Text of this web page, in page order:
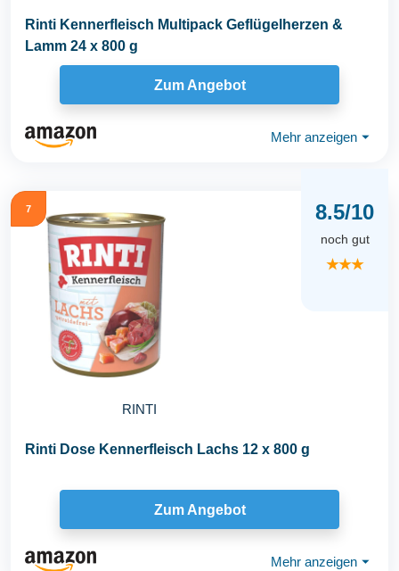
Rinti Kennerfleisch Multipack Geflügelherzen &
Lamm 24 x 800 g
Zum Angebot
Mehr anzeigen ⏷
7
RINTI
8.5/10
noch gut
★★★
Rinti Dose Kennerfleisch Lachs 12 x 800 g
Zum Angebot
Mehr anzeigen ⏷